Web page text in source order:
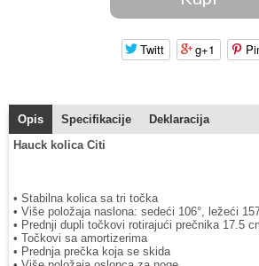
Twitt g+1
Opis Specifikacije Deklaracija
Hauck kolica Citi
• Stabilna kolica sa tri točka
• Više položaja naslona: sedeći 106°, ležeći
• Prednji dupli točkovi rotirajući prečnika 17.5
• Točkovi sa amortizerima
• Prednja prečka koja se skida